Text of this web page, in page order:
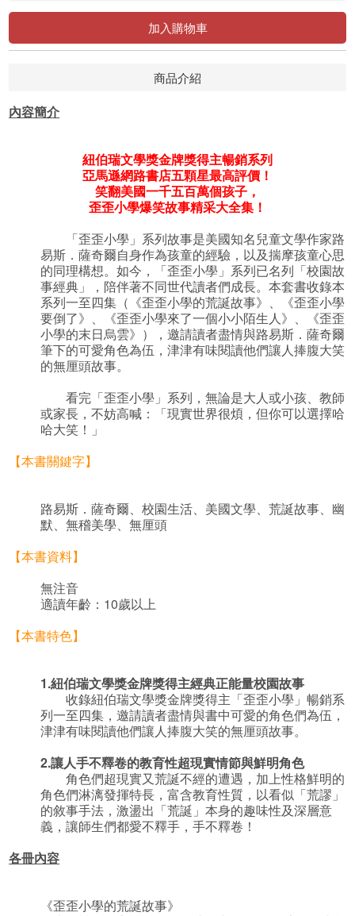
加入購物車
商品介紹
內容簡介
紐伯瑞文學獎金牌獎得主暢銷系列
亞馬遜網路書店五顆星最高評價！
笑翻美國一千五百萬個孩子，
歪歪小學爆笑故事精采大全集！
「歪歪小學」系列故事是美國知名兒童文學作家路
易斯．薩奇爾自身作為孩童的經驗，以及揣摩孩童心思
的同理構想。如今，「歪歪小學」系列已名列「校園故
事經典」，陪伴著不同世代讀者們成長。本套書收錄本
系列一至四集（《歪歪小學的荒誕故事》、《歪歪小學
要倒了》、《歪歪小學來了一個小小陌生人》、《歪歪
小學的末日烏雲》），邀請讀者盡情與路易斯．薩奇爾
筆下的可愛角色為伍，津津有味閱讀他們讓人捧腹大笑
的無厘頭故事。
看完「歪歪小學」系列，無論是大人或小孩、教師
或家長，不妨高喊：「現實世界很煩，但你可以選擇哈
哈大笑！」
【本書關鍵字】
路易斯．薩奇爾、校園生活、美國文學、荒誕故事、幽
默、無稽美學、無厘頭
【本書資料】
無注音
適讀年齡：10歲以上
【本書特色】
1.紐伯瑞文學獎金牌獎得主經典正能量校園故事
收錄紐伯瑞文學獎金牌獎得主「歪歪小學」暢銷系
列一至四集，邀請讀者盡情與書中可愛的角色們為伍，
津津有味閱讀他們讓人捧腹大笑的無厘頭故事。
2.讓人手不釋卷的教育性超現實情節與鮮明角色
角色們超現實又荒誕不經的遭遇，加上性格鮮明的
角色們淋漓發揮特長，富含教育性質，以看似「荒謬」
的敘事手法，激盪出「荒誕」本身的趣味性及深層意
義，讓師生們都愛不釋手，手不釋卷！
各冊內容
《歪歪小學的荒誕故事》